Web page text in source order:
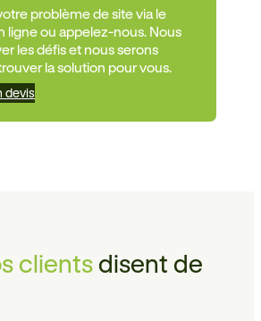
problème de site via le
ligne ou appelez-nous. Nous
les défis et nous serons
la solution pour vous.
devis
clientsdisent de